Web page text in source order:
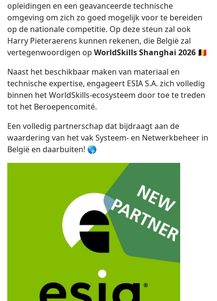
opleidingen en een geavanceerde technische
omgeving om zich zo goed mogelijk voor te bereiden
op de nationale competitie. Op deze steun zal ook
Harry Pieteraerens kunnen rekenen, die België zal
vertegenwoordigen op WorldSkills Shanghai 2026 🇧🇪
Naast het beschikbaar maken van materiaal en
technische expertise, engageert ESIA S.A. zich volledig
binnen het WorldSkills-ecosysteem door toe te treden
tot het Beroepencomité.
Een volledig partnerschap dat bijdraagt aan de
waardering van het vak Systeem- en Netwerkbeheer in
België en daarbuiten! 🌎